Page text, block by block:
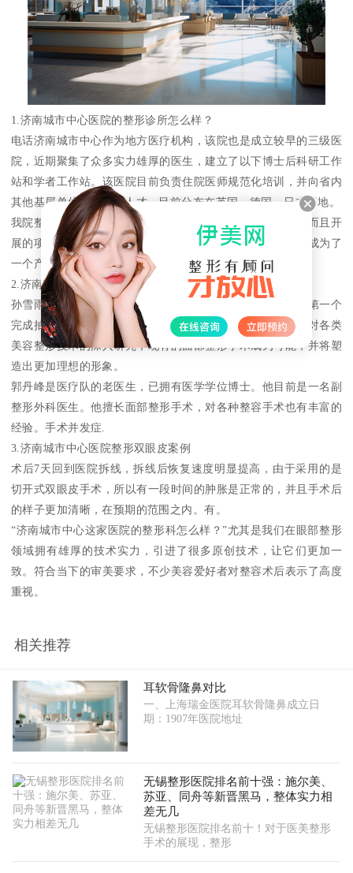
1.济南城市中心医院的整形诊所怎么样？
电话济南城市中心作为地方医疗机构，该院也是成立较早的三级医
院，近期聚集了众多实力雄厚的医生，建立了以下博士后科研工作
站和学者工作站。该医院目前负责住院医师规范化培训，并向省内
其他基层单位输送大量人才，目前分布在英国、德国、日本等地。
我院整形外科成立至今已有40多年的历史，不仅成立较早，而且开
展的项目也较多。除了大家熟悉的局部整形外，面部整形也成为了
一个产业。在最好的之中处于领先地位。
2.济南城市中心医院整形专家推荐
孙雪雨是一名整形外科医生，从事整形外科工作30多年，是第一个
完成抽脂手术的医生，是在业界享有很高声誉的专家。通过对各类
美容整形技术的深入研究，现有的面部整形手术成为可能，并将塑
造出更加理想的形象。
郭丹峰是医疗队的老医生，已拥有医学学位博士。他目前是一名副
整形外科医生。他擅长面部整形手术，对各种整容手术也有丰富的
经验。手术并发症.
3.济南城市中心医院整形双眼皮案例
术后7天回到医院拆线，拆线后恢复速度明显提高，由于采用的是
切开式双眼皮手术，所以有一段时间的肿胀是正常的，并且手术后
的样子更加清晰，在预期的范围之内。有。
“济南城市中心这家医院的整形科怎么样？”尤其是我们在眼部整形
领域拥有雄厚的技术实力，引进了很多原创技术，让它们更加一
致。符合当下的审美要求，不少美容爱好者对整容术后表示了高度
重视。
相关推荐
耳软骨隆鼻对比
一、上海瑞金医院耳软骨隆鼻成立日
期：1907年医院地址
无锡整形医院排名前十强：施尔美、
苏亚、同舟等新晋黑马，整体实力相
差无几
无锡整形医院排名前十！对于医美整形
手术的展现，整形